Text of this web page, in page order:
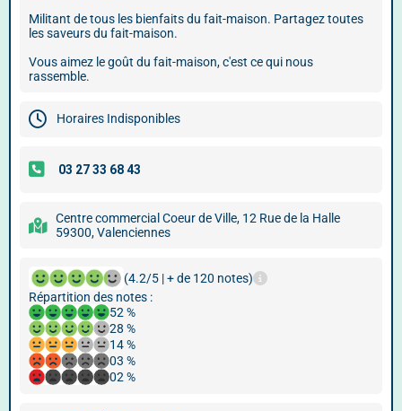
Militant de tous les bienfaits du fait-maison. Partagez toutes
les saveurs du fait-maison.
Vous aimez le goût du fait-maison, c'est ce qui nous
rassemble.
Horaires Indisponibles
Centre commercial Coeur de Ville, 12 Rue de la Halle
59300, Valenciennes
(4.2/5 | + de 120 notes)
Répartition des notes :
52 %
28 %
14 %
03 %
02 %